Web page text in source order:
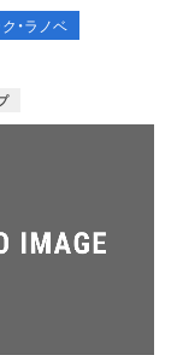
・ラノベ